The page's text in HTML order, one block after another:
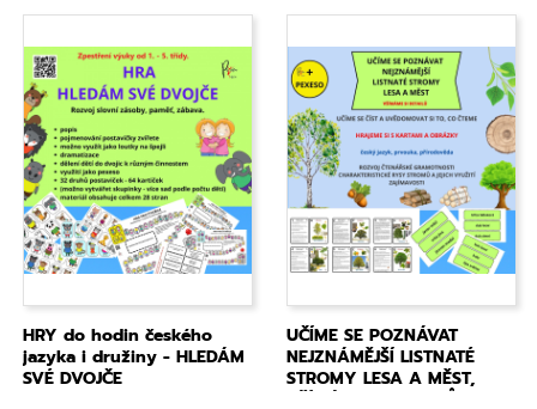
HRY do hodin českého
jazyka i družiny - HLEDÁM
SVÉ DVOJČE
UČÍME SE POZNÁVAT
NEJZNÁMĚJŠÍ LISTNATÉ
STROMY LESA A MĚST,